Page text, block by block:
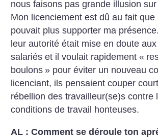
nous faisons pas grande illusion
Mon licenciement est dû au fait
pouvait plus supporter ma
leur autorité était mise en doute
salariés et il voulait rapidement «
boulons » pour éviter un nouveau
licenciant, ils pensaient couper
rébellion des travailleur(se)s contre
conditions de travail honteuses.
AL : Comment se déroule ton